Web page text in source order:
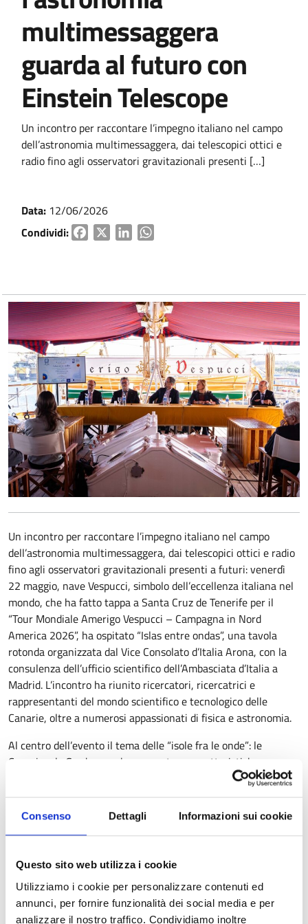
Consenso Dettagli Informazioni sui cookie
Questo sito web utilizza i cookie
Utilizziamo i cookie per personalizzare contenuti ed
annunci, per fornire funzionalità dei social media e per
analizzare il nostro traffico. Condividiamo inoltre
multimessaggera
guarda al futuro con
Einstein Telescope
Un incontro per raccontare l’impegno italiano nel campo
dell’astronomia multimessaggera, dai telescopici ottici e
radio fino agli osservatori gravitazionali presenti […]
Data: 12/06/2026
Condividi:
Facebook LinkedIn
Un incontro per raccontare l’impegno italiano nel campo
dell’astronomia multimessaggera, dai telescopici ottici e radio
fino agli osservatori gravitazionali presenti a futuri: venerdì
22 maggio, nave Vespucci, simbolo dell’eccellenza italiana nel
mondo, che ha fatto tappa a Santa Cruz de Tenerife per il
“Tour Mondiale Amerigo Vespucci – Campagna in Nord
America 2026”, ha ospitato “Islas entre ondas”, una tavola
rotonda organizzata dal Vice Consolato d’Italia Arona, con la
consulenza dell’ufficio scientifico dell’Ambasciata d’Italia a
Madrid. L’incontro ha riunito ricercatori, ricercatrici e
rappresentanti del mondo scientifico e tecnologico delle
Canarie, oltre a numerosi appassionati di fisica e astronomia.
Al centro dell’evento il tema delle “isole fra le onde”: le
Canarie e la Sardegna, che presentano caratteristiche
ambientali e scientifiche ideali per ospitare alcune delle più
avanzate infrastrutture per l’astrofisica d’Europa. Le Canarie
ospitano, infatti, infrastrutture gestite dall’Istituto Nazionale
di Astrofisica (INAF), tra cui il Telescopio Nazionale Galileo
mini-array, una rete di telescopi dedicati allo studio dei raggi
Telescope (SRT) ed è candidata dall’Italia, con il sostegno della
Spagna, a ospitare Einstein Telescope, il futuro rivelatore per